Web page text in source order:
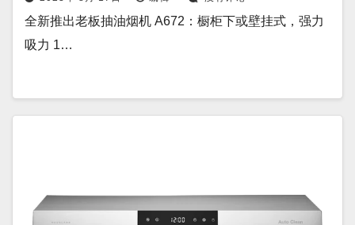
全新推出老板抽油烟机 A672：橱柜下或壁挂式，强力
吸力 1…